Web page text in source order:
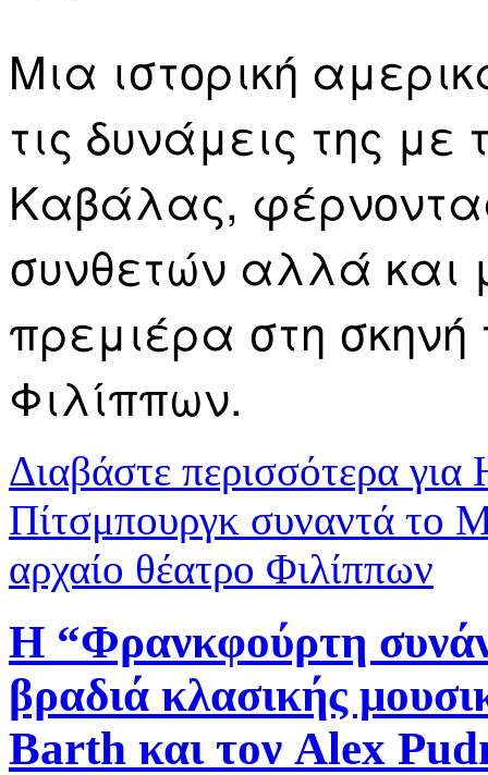
Μια ιστορική
τις δυνάμεις της με
Καβάλας,
συνθετών αλλά και
πρεμιέρα στη
Φιλίππων.
Διαβάστε περισσότερα για
Πίτσμπουργκ συναντά το
αρχαίο θέατρο Φιλίππων
Η “Φρανκφούρτη
βραδιά κλασικής
Barth και τον Alex